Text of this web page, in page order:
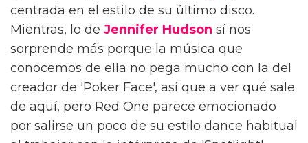
centrada en el estilo de su último disco.
Mientras, lo de Jennifer Hudson sí nos
sorprende más porque la música que
conocemos de ella no pega mucho con la del
creador de 'Poker Face', así que a ver qué sale
de aquí, pero Red One parece emocionado
por salirse un poco de su estilo dance habitual